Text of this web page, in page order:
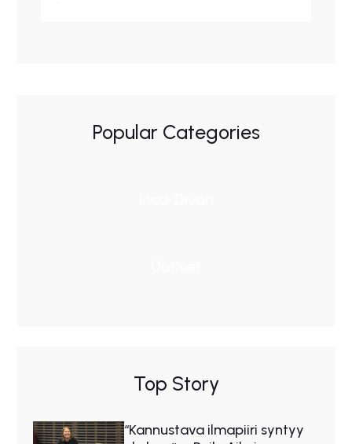
Popular Categories
Top Story
“Kannustava ilmapiiri syntyy